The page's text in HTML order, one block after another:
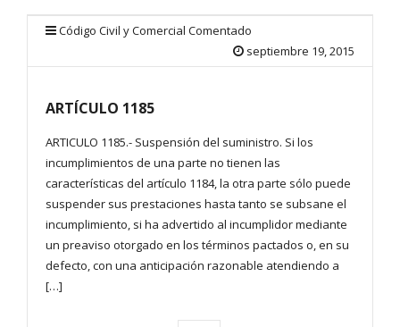
Código Civil y Comercial Comentado
septiembre 19, 2015
ARTÍCULO 1185
ARTICULO 1185.- Suspensión del suministro. Si los
incumplimientos de una parte no tienen las
características del artículo 1184, la otra parte sólo puede
suspender sus prestaciones hasta tanto se subsane el
incumplimiento, si ha advertido al incumplidor mediante
un preaviso otorgado en los términos pactados o, en su
defecto, con una anticipación razonable atendiendo a
[…]